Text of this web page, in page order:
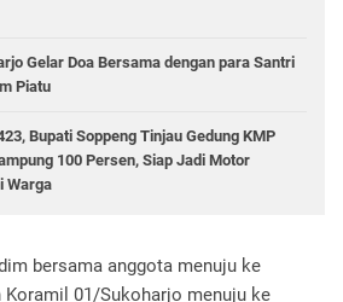
Gelar Doa Bersama dengan para Santri
Piatu
Bupati Soppeng Tinjau Gedung KMP
100 Persen, Siap Jadi Motor
Warga
bersama anggota menuju ke
01/Sukoharjo menuju ke